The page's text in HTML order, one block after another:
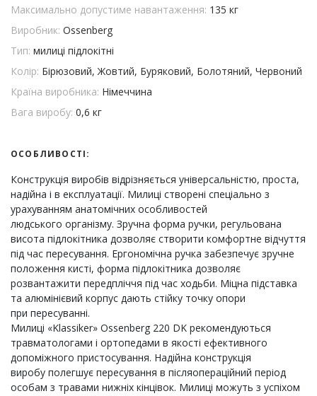
Максимально допустиме навантаження: 135 кг
Виробник: Ossenberg
Тип: милиці підлокітні
Колір: Бірюзовий, Жовтий, Буряковий, Болотяний, Червоний
Країна виробника: Німеччина
Вага виробу: 0,6 кг
ОСОБЛИВОСТІ:
Конструкція виробів відрізняється універсальністю, проста,
надійна і в експлуатації. Милиці створені спеціально з
урахуванням анатомічних особливостей
людського організму. Зручна форма ручки, регульована
висота підлокітника дозволяє створити комфортне відчуття
під час пересування. Ергономічна ручка забезпечує зручне
положення кисті, форма підлокітника дозволяє
розвантажити передпліччя під час ходьби. Міцна підставка
та алюмінієвий корпус дають стійку точку опори
при пересуванні.
Милиці «Klassiker» Ossenberg 220 DK рекомендуються
травматологами і ортопедами в якості ефективного
допоміжного пристосування. Надійна конструкція
виробу полегшує пересування в післяопераційний період
особам з травами нижніх кінцівок. Милиці можуть з успіхом